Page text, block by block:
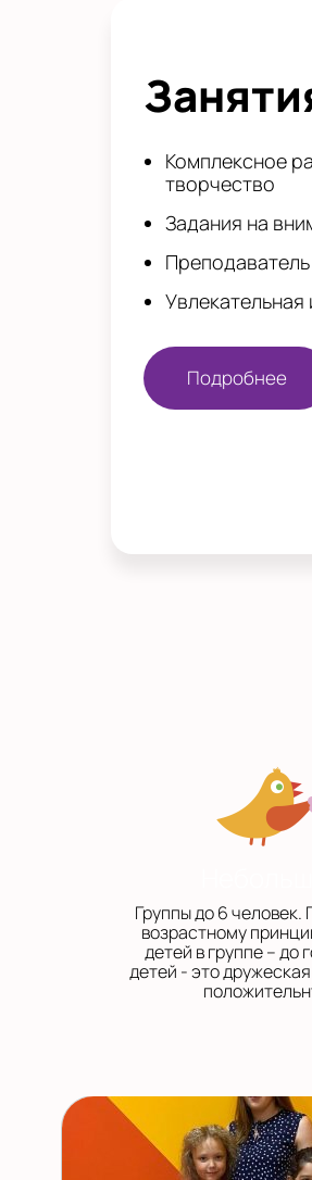
Комплексное
творчество
Задания на
Подробнее
Группы до 6
возрастному
детей в группе – до
детей - это